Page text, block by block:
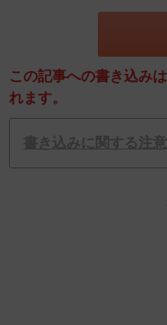
この記事への書き込み
れます。
書き込みに関する注